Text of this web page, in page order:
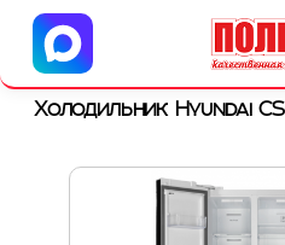
Центр
г. Ульяновск,
Холодильник Hyundai